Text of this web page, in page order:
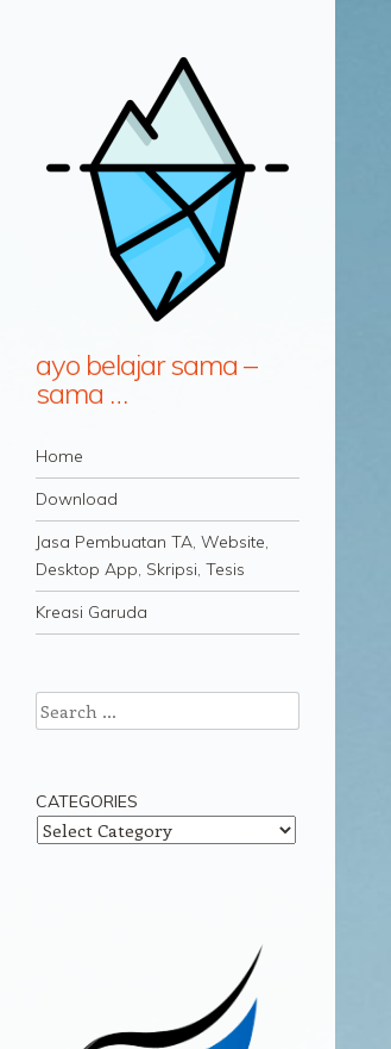
ayo belajar sama –
sama …
Navigation
Skip to content
Home
Download
Jasa Pembuatan TA, Website,
Desktop App, Skripsi, Tesis
Kreasi Garuda
Search
CATEGORIES
Categories